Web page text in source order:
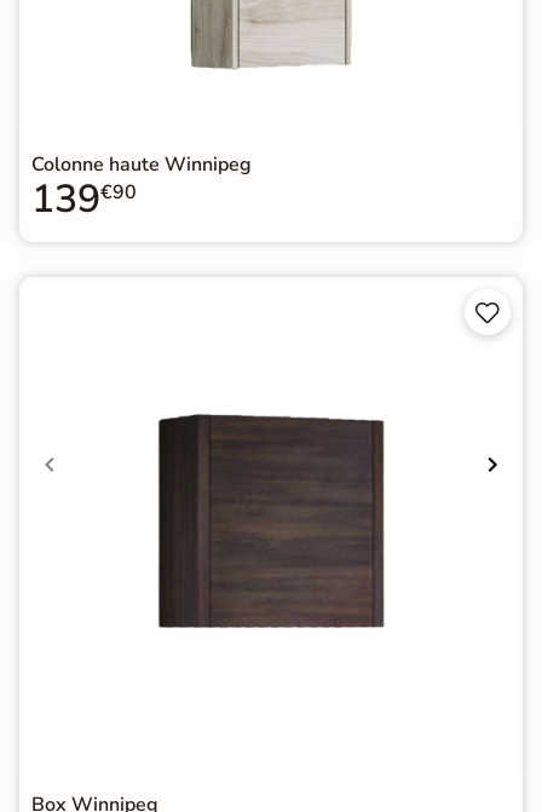
Colonne haute Winnipeg
139€90


Box Winnipeg